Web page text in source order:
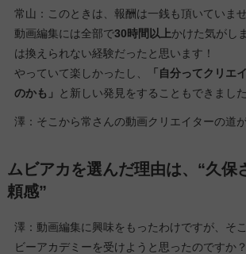
常山：このときは、報酬は一銭も頂いていませ
動画編集には全部で30時間以上かけた気がし
は換えられない経験だったと思います！
やっていて楽しかったし、
「自分ってクリエ
のかも」
と新しい発見をすることもできました
澤：そこから常さんの動画クリエイターの道
ムビアカを選んだ理由は、“久保
頼感”
澤：動画編集に興味をもったわけですが、そ
ビーアカデミーを受けようと思ったのですか？